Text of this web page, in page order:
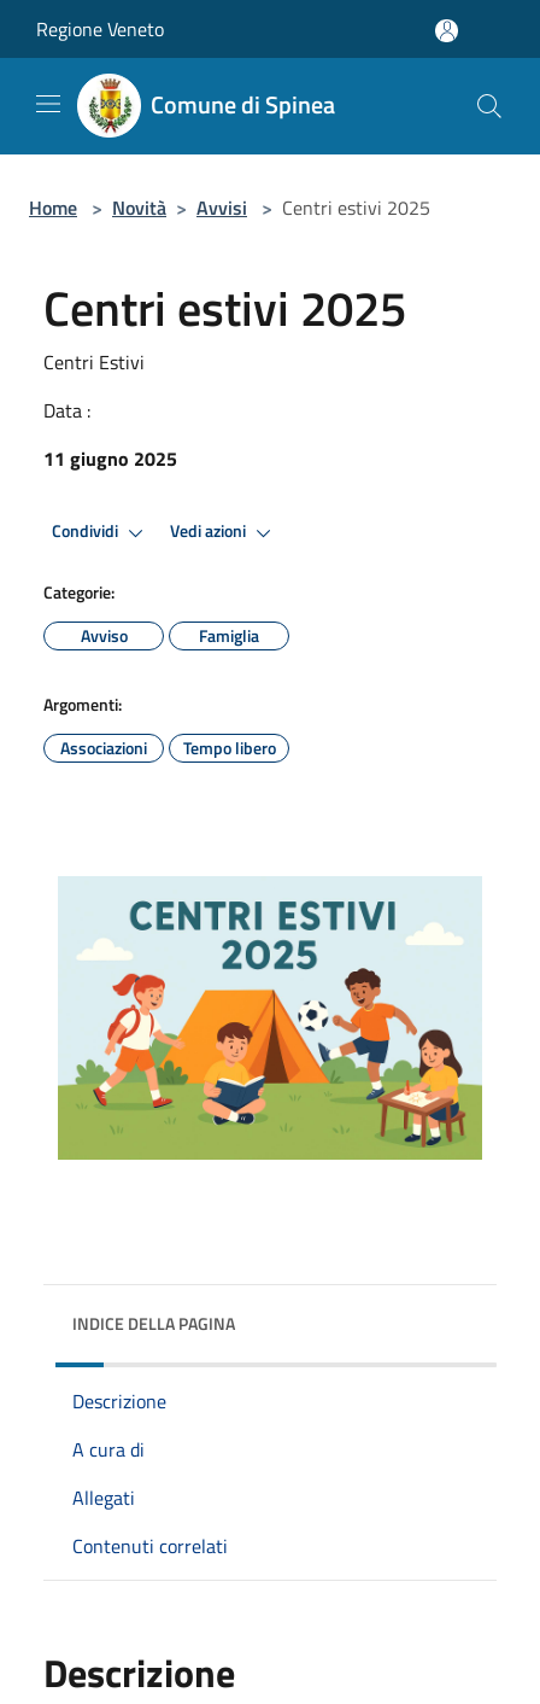
Regione Veneto
Comune di Spinea
Home > Novità > Avvisi > Centri estivi 2025
Centri estivi 2025
Centri Estivi
Data :
11 giugno 2025
Condividi Vedi azioni
Categorie:
Avviso
Famiglia
Argomenti:
Associazioni
Tempo libero
INDICE DELLA PAGINA
Descrizione
A cura di
Allegati
Contenuti correlati
Descrizione